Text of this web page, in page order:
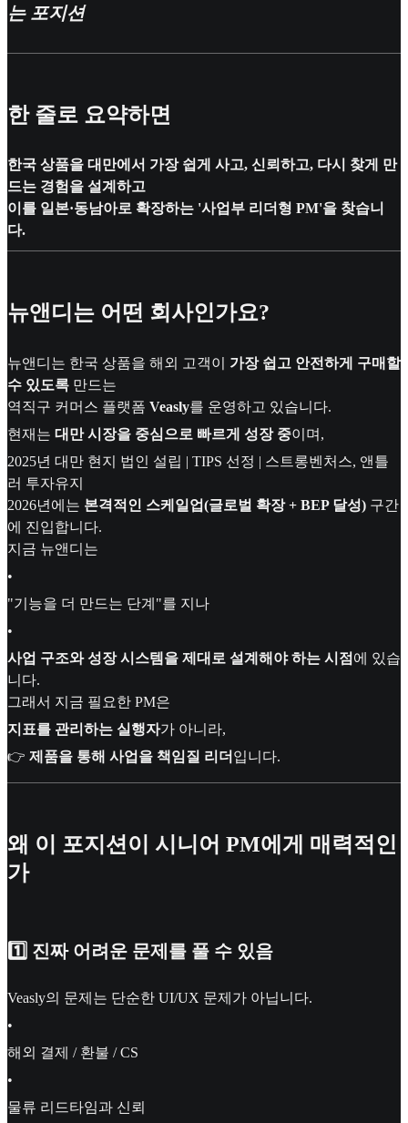
는 포지션
한 줄로 요약하면
한국 상품을 대만에서 가장 쉽게 사고, 신뢰하고, 다시 찾게 만
드는 경험을 설계하고
이를 일본·동남아로 확장하는 '사업부 리더형 PM'을 찾습니
다.
뉴앤디는 어떤 회사인가요?
뉴앤디는 한국 상품을 해외 고객이 가장 쉽고 안전하게 구매할
수 있도록 만드는
역직구 커머스 플랫폼 Veasly를 운영하고 있습니다.
현재는 대만 시장을 중심으로 빠르게 성장 중이며,
2025년 대만 현지 법인 설립 | TIPS 선정 | 스트롱벤처스, 앤틀
러 투자유지
2026년에는 본격적인 스케일업(글로벌 확장 + BEP 달성) 구간
에 진입합니다.
지금 뉴앤디는
•
"기능을 더 만드는 단계"를 지나
•
사업 구조와 성장 시스템을 제대로 설계해야 하는 시점 에 있습
니다.
그래서 지금 필요한 PM은
지표를 관리하는 실행자가 아니라,
👉 제품을 통해 사업을 책임질 리더 입니다.
왜 이 포지션이 시니어 PM에게 매력적인
가
1️⃣ 진짜 어려운 문제를 풀 수 있음
Veasly의 문제는 단순한 UI/UX 문제가 아닙니다.
•
해외 결제 / 환불 / CS
•
물류 리드타임과 신뢰